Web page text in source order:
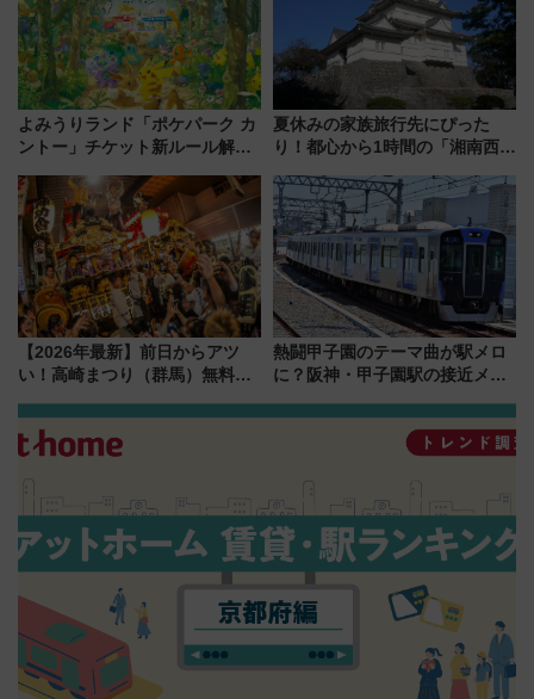
よみうりランド「ポケパーク カ
ントー」チケット新ルール解
本人確認が11月スタート
夏休みの家族旅行先にぴった
り！都心から1時間の「湘南西エ
島とは異なる魅力を持つ今夏の
注目スポット
【2026年最新】前日からアツ
い！高崎まつり（群馬）無料観
しまで
熱闘甲子園のテーマ曲が駅メロ
に？阪神・甲子園駅の接近メロ
谷実アレンジの特別仕様へ、8月